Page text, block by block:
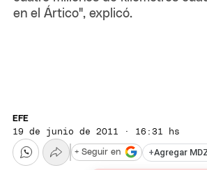
en el Ártico", explicó.
EFE
19 de junio de 2011 · 16:31 hs
+Agregar
+ Seguir en